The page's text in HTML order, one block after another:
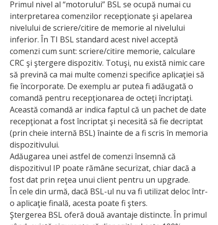
Primul nivel al “motorului” BSL se ocupă numai cu
interpretarea comenzilor recepţionate şi apelarea
nivelului de scriere/citire de memorie al nivelului
inferior. În TI BSL standard acest nivel acceptă
comenzi cum sunt: scriere/citire memorie, calculare
CRC şi ştergere dispozitiv. Totuşi, nu există nimic care
să prevină ca mai multe comenzi specifice aplicaţiei să
fie încorporate. De exemplu ar putea fi adăugată o
comandă pentru recepţionarea de octeţi încriptaţi.
Această comandă ar indica faptul că un pachet de date
recepţionat a fost încriptat şi necesită să fie decriptat
(prin cheie internă BSL) înainte de a fi scris în memoria
dispozitivului.
Adăugarea unei astfel de comenzi însemnă că
dispozitivul IP poate rămâne securizat, chiar dacă a
fost dat prin reţea unui client pentru un upgrade.
În cele din urmă, dacă BSL-ul nu va fi utilizat deloc într-
o aplicaţie finală, acesta poate fi şters.
Ştergerea BSL oferă două avantaje distincte. În primul